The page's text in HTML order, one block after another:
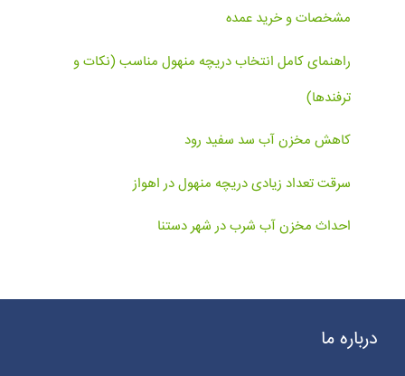
مشخصات و خرید عمده
راهنمای کامل انتخاب دریچه منهول مناسب (نکات و
ترفندها)
کاهش مخزن آب سد سفید رود
سرقت تعداد زیادی دریچه منهول در اهواز
احداث مخزن آب شرب در شهر دستنا
درباره ما